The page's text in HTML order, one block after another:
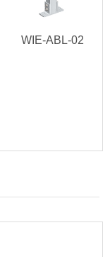
WIE-ABL-02